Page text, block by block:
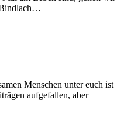
Menschen unter euch ist
aufgefallen, aber